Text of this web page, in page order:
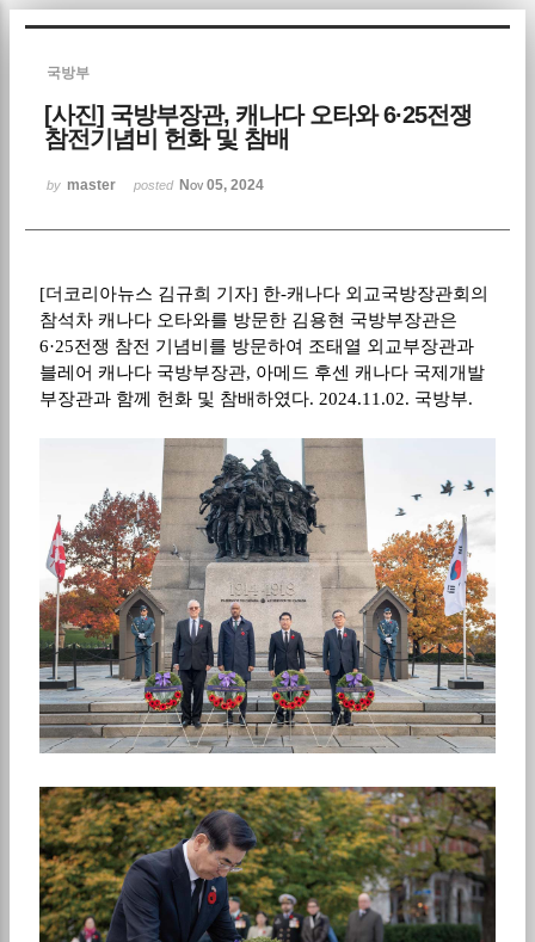
국방부
[사진] 국방부장관, 캐나다 오타와 6·25전쟁
참전기념비 헌화 및 참배
by master posted Nov 05, 2024
[더코리아뉴스 김규희 기자] 한-캐나다 외교국방장관회의
참석차 캐나다 오타와를 방문한 김용현 국방부장관은
6·25전쟁 참전 기념비를 방문하여 조태열 외교부장관과
블레어 캐나다 국방부장관, 아메드 후센 캐나다 국제개발
부장관과 함께 헌화 및 참배하였다. 2024.11.02. 국방부.
Sketchbook5, 스케치북5
Sketchbook5, 스케치북5